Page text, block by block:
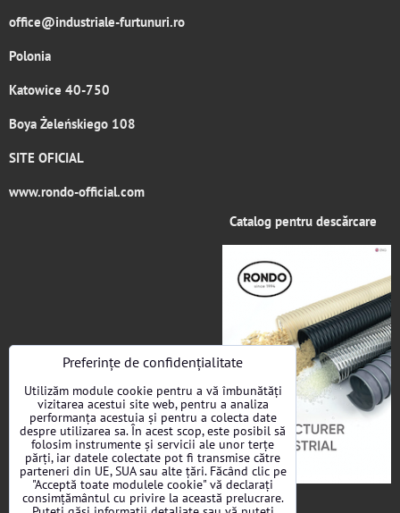
office@industriale-furtunuri.ro
Polonia
Katowice 40-750
Boya Żeleńskiego 108
SITE OFICIAL
www.rondo-official.com
Catalog pentru descărcare
Preferințe de confidențialitate
Utilizăm module cookie pentru a vă îmbunătăți
vizitarea acestui site web, pentru a analiza
performanța acestuia și pentru a colecta date
despre utilizarea sa. În acest scop, este posibil să
folosim instrumente și servicii ale unor terțe
părți, iar datele colectate pot fi transmise către
parteneri din UE, SUA sau alte țări. Făcând clic pe
"Acceptă toate modulele cookie" vă declarați
consimțământul cu privire la această prelucrare.